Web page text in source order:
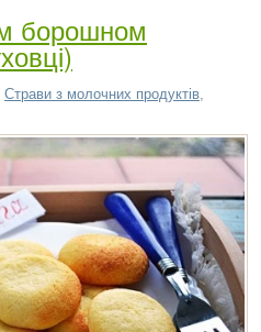
борошном
Страви з молочних продуктів